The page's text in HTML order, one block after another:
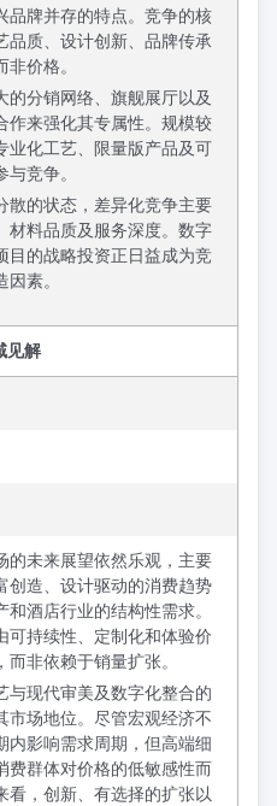
品牌并存的特点。竞争的核
品质、设计创新、品牌传承
价格。
的分销网络、旗舰展厅以及
作来强化其专属性。规模较
业化工艺、限量版产品及可
竞争。
散的状态，差异化竞争主要
材料品质及服务深度。数字
目的战略投资正日益成为竞
素。
见解
的未来展望依然乐观，主要
创造、设计驱动的消费趋势
酒店行业的结构性需求。
可持续性、定制化和体验价
非依赖于销量扩张。
与现代审美及数字化整合的
市场地位。尽管宏观经济不
内影响需求周期，但高端细
费群体对价格的低敏感性而
看，创新、有选择的扩张以